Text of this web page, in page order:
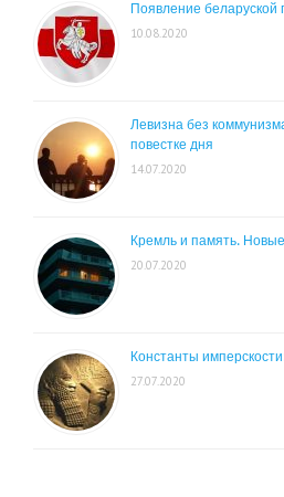
Появление беларуской
10.08.2020
Левизна без
повестке дня
14.07.2020
Кремль и память.
20.07.2020
Константы
27.07.2020